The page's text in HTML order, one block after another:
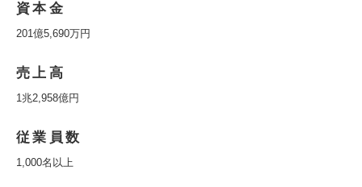
資本金
201億5,690万円
売上高
1兆2,958億円
従業員数
1,000名以上